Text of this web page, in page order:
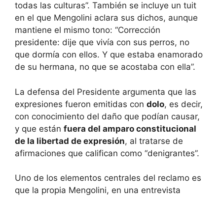
todas las culturas”. También se incluye un tuit
en el que Mengolini aclara sus dichos, aunque
mantiene el mismo tono: “Corrección
presidente: dije que vivía con sus perros, no
que dormía con ellos. Y que estaba enamorado
de su hermana, no que se acostaba con ella”.
La defensa del Presidente argumenta que las
expresiones fueron emitidas con dolo, es decir,
con conocimiento del daño que podían causar,
y que están fuera del amparo constitucional
de la libertad de expresión, al tratarse de
afirmaciones que califican como “denigrantes”.
Uno de los elementos centrales del reclamo es
que la propia Mengolini, en una entrevista